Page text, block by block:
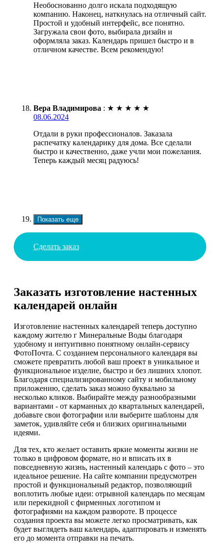
Необоснованно долго искала подходящую
компанию. Наконец, наткнулась на отличный сайт.
Простой и удобный интерфейс, все понятно.
Загружала свои фото, выбирала дизайн и
оформляла заказ. Календарь пришел быстро и в
отличном качестве. Всем рекомендую!
Вера Владимирова : ★ ★ ★ ★ ★
08.06.2024
Отдали в руки профессионалов. Заказала
распечатку календарику для дома. Все сделали
быстро и качественно, даже учли мои пожелания.
Теперь каждый месяц радуюсь!
Показать еще
Сделать заказ
Заказать изготовление настенных
календарей онлайн
Изготовление настенных календарей теперь доступно
каждому жителю г Минеральные Воды благодаря
удобному и интуитивно понятному онлайн-сервису
ФотоПочта. С созданием персонального календаря вы
сможете превратить любой ваш проект в уникальное и
функциональное изделие, быстро и без лишних хлопот.
Благодаря специализированному сайту и мобильному
приложению, сделать заказ можно буквально за
несколько кликов. Выбирайте между разнообразными
вариантами - от карманных до квартальных календарей,
добавьте свои фотографии или выберите шаблоны для
заметок, удивляйте себя и близких оригинальными
идеями.
Для тех, кто желает оставить яркие моменты жизни не
только в цифровом формате, но и вписать их в
повседневную жизнь, настенный календарь с фото – это
идеальное решение. На сайте компании предусмотрен
простой и функциональный редактор, позволяющий
воплотить любые идеи: отрывной календарь по месяцам
или перекидной с фирменных логотипом и
фотографиями на каждом развороте. В процессе
создания проекта вы можете легко просматривать, как
будет выглядеть ваш календарь, адаптировать и изменять
его до момента отправки на печать.